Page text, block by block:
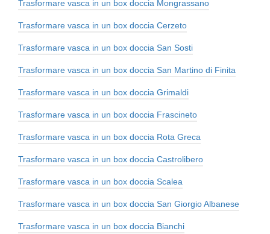
Trasformare vasca in un box doccia Mongrassano
Trasformare vasca in un box doccia Cerzeto
Trasformare vasca in un box doccia San Sosti
Trasformare vasca in un box doccia San Martino di Finita
Trasformare vasca in un box doccia Grimaldi
Trasformare vasca in un box doccia Frascineto
Trasformare vasca in un box doccia Rota Greca
Trasformare vasca in un box doccia Castrolibero
Trasformare vasca in un box doccia Scalea
Trasformare vasca in un box doccia San Giorgio Albanese
Trasformare vasca in un box doccia Bianchi